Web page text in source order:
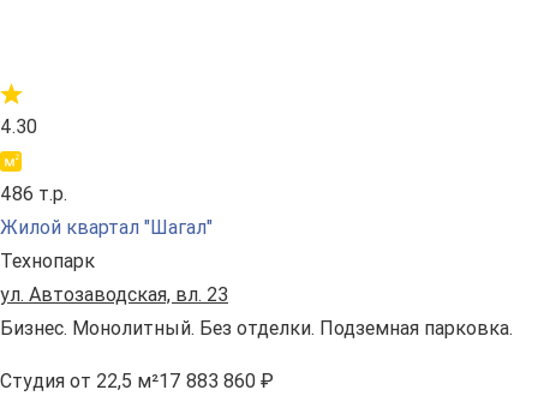
4.30
486 т.р.
Жилой квартал "Шагал"
Технопарк
ул. Автозаводская, вл. 23
Бизнес. Монолитный. Без отделки. Подземная парковка.
Студия от 22,5 м²17 883 860 ₽